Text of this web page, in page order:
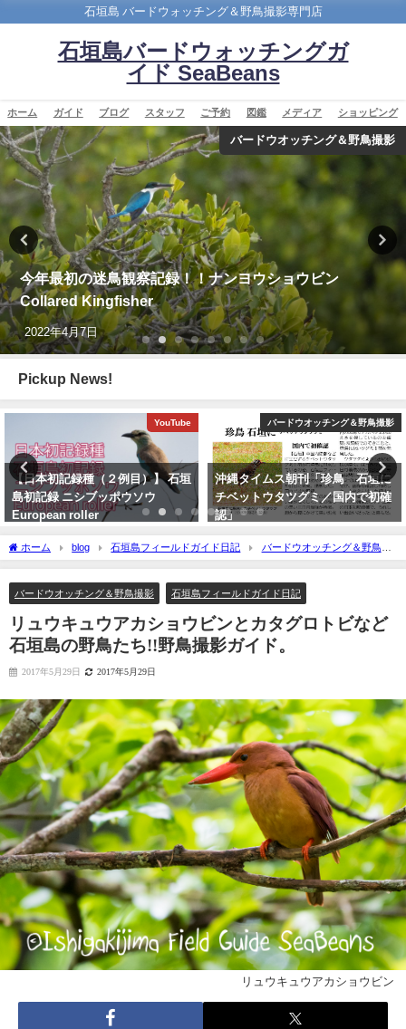
石垣島 バードウォッチング＆野鳥撮影専門店
石垣島バードウォッチングガ
イド SeaBeans
ホーム ガイド ブログ スタッフ ご予約 図鑑 メディア ショッピング
カンムリワシ
BIRDER 2025年1月号 勇猛・勇壮 日本のワシ「表
紙、カンムリワシの記事を担当しました。」
2024年12月16日
Pickup News!
バードウオッチング＆野鳥撮影
沖縄タイムス朝刊「珍鳥 石垣に
チベットウタツグミ／国内で初確
認」
バードウオッチング＆野鳥撮影
沖縄タイムス 3月1日朝刊 マキバ
タヒバリ石垣飛来
2026年3月1日
ホーム blog 石垣島フィールドガイド日記
バードウオッチング＆野鳥撮
影
リュウキュウアカショウビンとカタグロトビなど石垣島の野鳥たち!!野鳥撮影ガ
バードウオッチング＆野鳥撮影
石垣島フィールドガイド日記
リュウキュウアカショウビンとカタグロトビなど
石垣島の野鳥たち!!野鳥撮影ガイド。
2017年5月29日 2017年5月29日
リュウキュウアカショウビン